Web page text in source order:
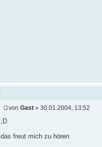
von Gast » 30.01.2004, 13:52
;D
das freut mich zu hören